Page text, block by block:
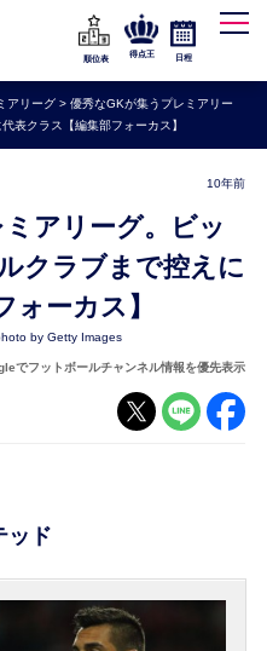
順位表
得点王 日程
アリーグ> 優秀なGKが集うプレミアリー
表クラス【編集部フォーカス】
10年前
クラブまで控えに
ォーカス】
by Getty Images
でフットボールチャンネル情報を優先表示
ッド